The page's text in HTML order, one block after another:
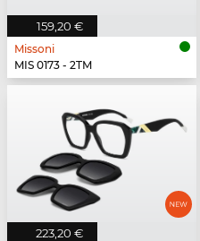
159,20 €
Missoni
MIS 0173 - 2TM
223,20 €